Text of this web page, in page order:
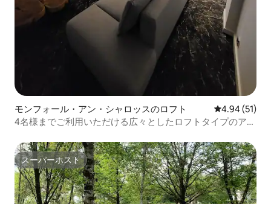
モンフォール・アン・シャロッスのロフト レビュー51
4.94 (51)
4名様までご利用いただける広々としたロフトタイプのアパ
スーパーホスト
スーパーホスト